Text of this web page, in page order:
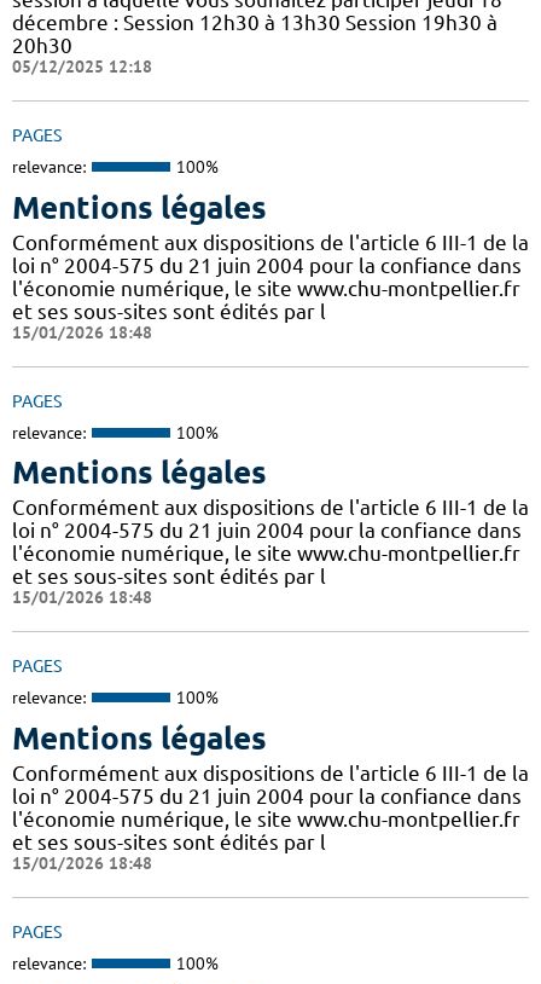
décembre : Session 12h30 à 13h30 Session 19h30 à
20h30
05/12/2025 12:18
PAGES
relevance: 100%
Mentions légales
Conformément aux dispositions de l'article 6 III-1 de la
loi n° 2004-575 du 21 juin 2004 pour la confiance dans
l'économie numérique, le site www.chu-montpellier.fr
et ses sous-sites sont édités par l
15/01/2026 18:48
PAGES
relevance: 100%
Mentions légales
Conformément aux dispositions de l'article 6 III-1 de la
loi n° 2004-575 du 21 juin 2004 pour la confiance dans
l'économie numérique, le site www.chu-montpellier.fr
et ses sous-sites sont édités par l
15/01/2026 18:48
PAGES
relevance: 100%
Mentions légales
Conformément aux dispositions de l'article 6 III-1 de la
loi n° 2004-575 du 21 juin 2004 pour la confiance dans
l'économie numérique, le site www.chu-montpellier.fr
et ses sous-sites sont édités par l
15/01/2026 18:48
PAGES
relevance: 100%